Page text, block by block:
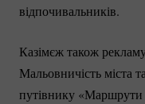
відпочивальників.
Казімєж також
Мальовничість міста
путівнику